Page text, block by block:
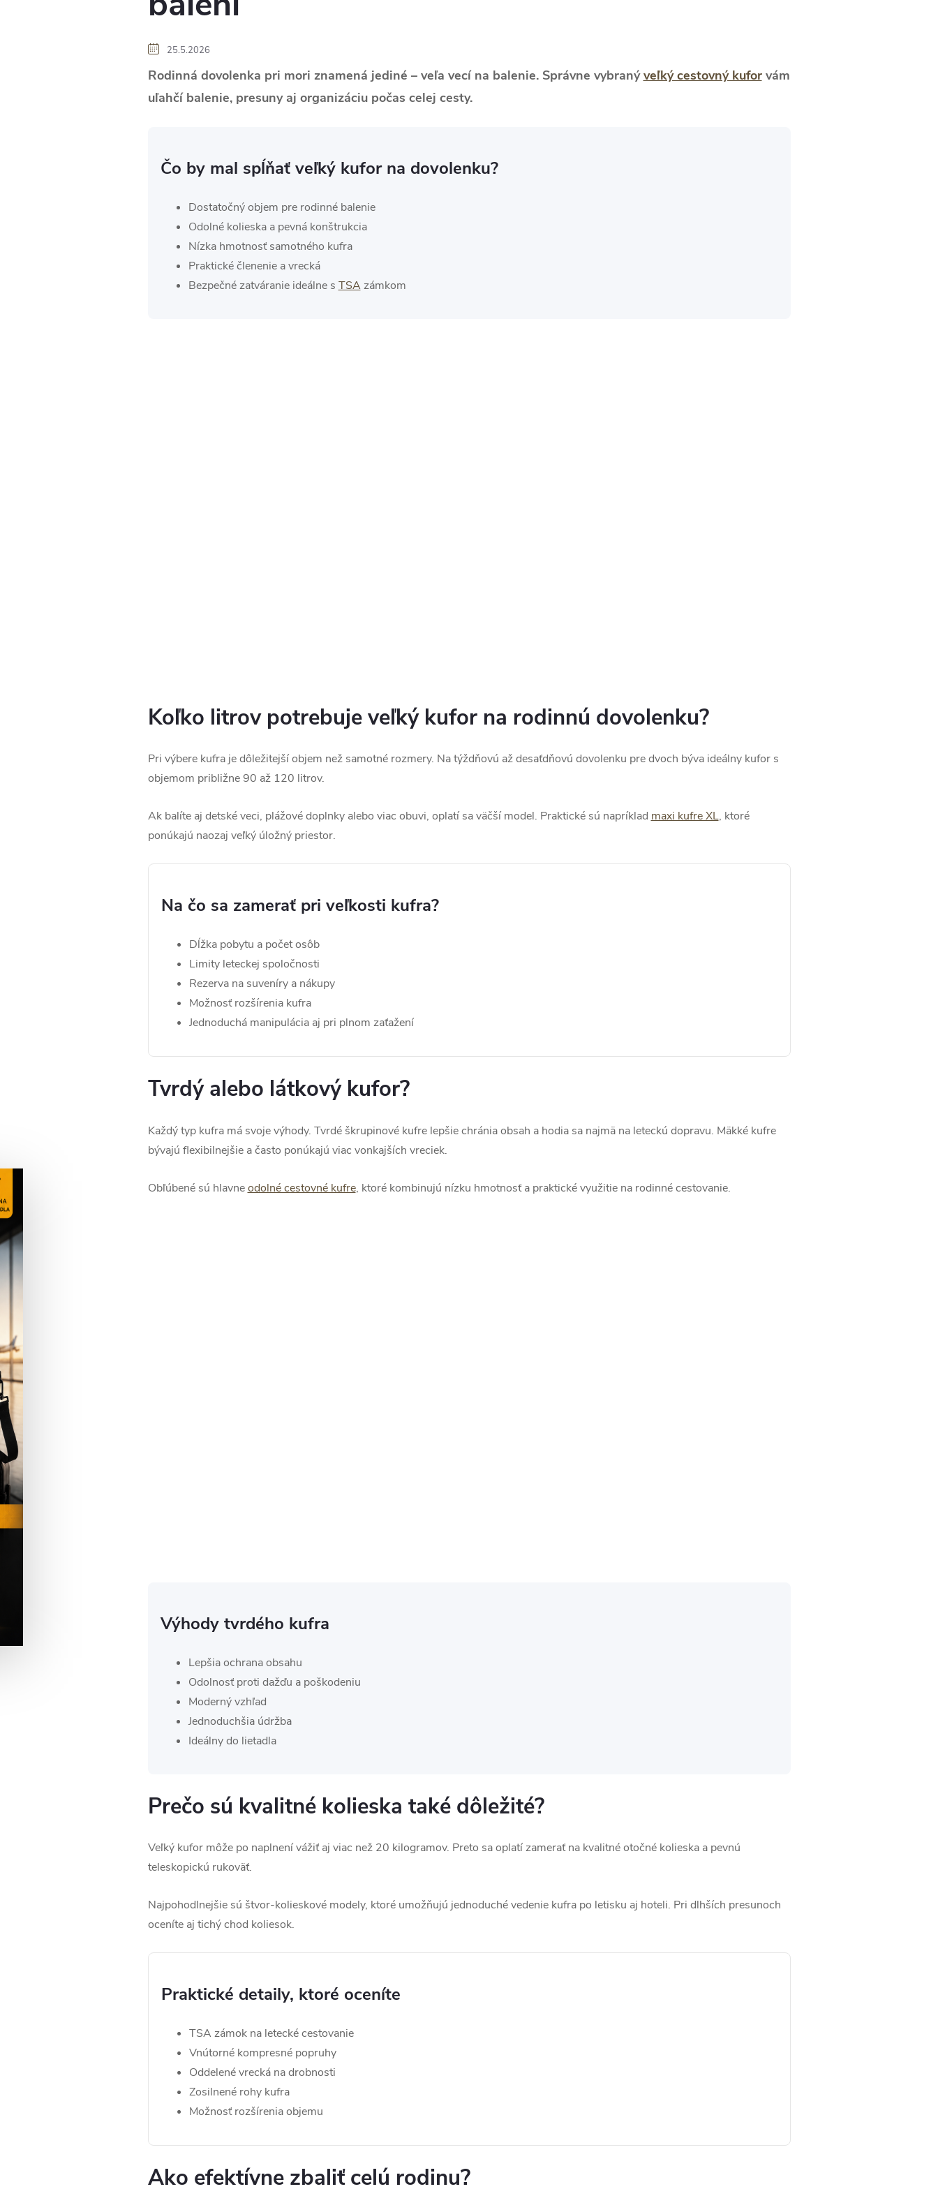
25.5.2026
Rodinná dovolenka pri mori znamená jediné – veľa vecí na balenie. Správne vybranýveľký cestovný kuforvám
uľahčí balenie, presuny aj organizáciu počas celej cesty.
Čo by mal spĺňať veľký kufor na dovolenku?
Dostatočný objem pre rodinné balenie
Odolné kolieska a pevná konštrukcia
Nízka hmotnosť samotného kufra
Praktické členenie a vrecká
Bezpečné zatváranie ideálne s TSAzámkom
Koľko litrov potrebuje veľký kufor na rodinnú dovolenku?
Pri výbere kufra je dôležitejší objem než samotné rozmery. Na týždňovú až desaťdňovú dovolenku pre dvoch býva ideálny kufor s
objemom približne 90 až 120 litrov.
Ak balíte aj detské veci, plážové doplnky alebo viac obuvi, oplatí sa väčší model. Praktické sú napríkladmaxi kufre XL, ktoré
ponúkajú naozaj veľký úložný priestor.
Na čo sa zamerať pri veľkosti kufra?
Dĺžka pobytu a počet osôb
Limity leteckej spoločnosti
Rezerva na suveníry a nákupy
Možnosť rozšírenia kufra
Jednoduchá manipulácia aj pri plnom zaťažení
Tvrdý alebo látkový kufor?
Každý typ kufra má svoje výhody. Tvrdé škrupinové kufre lepšie chránia obsah a hodia sa najmä na leteckú dopravu. Mäkké kufre
bývajú flexibilnejšie a často ponúkajú viac vonkajších vreciek.
Obľúbené sú hlavneodolné cestovné kufre, ktoré kombinujú nízku hmotnosť a praktické využitie na rodinné cestovanie.
Výhody tvrdého kufra
Lepšia ochrana obsahu
Odolnosť proti dažďu a poškodeniu
Moderný vzhľad
Jednoduchšia údržba
Ideálny do lietadla
Prečo sú kvalitné kolieska také dôležité?
Veľký kufor môže po naplnení vážiť aj viac než 20 kilogramov. Preto sa oplatí zamerať na kvalitné otočné kolieska a pevnú
teleskopickú rukoväť.
Najpohodlnejšie sú štvor-kolieskové modely, ktoré umožňujú jednoduché vedenie kufra po letisku aj hoteli. Pri dlhších presunoch
oceníte aj tichý chod koliesok.
Praktické detaily, ktoré oceníte
TSA zámok na letecké cestovanie
Vnútorné kompresné popruhy
Oddelené vrecká na drobnosti
Zosilnené rohy kufra
Možnosť rozšírenia objemu
Ako efektívne zbaliť celú rodinu?